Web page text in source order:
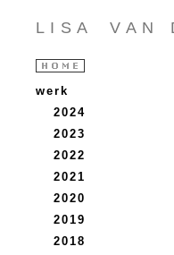
L I S A V A N
werk
2024
2023
2022
2021
2020
2019
2018